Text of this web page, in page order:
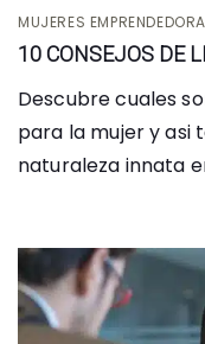
MUJERES
10 CONSEJOS DE
Descubre cuales
para la mujer y asi
naturaleza innata